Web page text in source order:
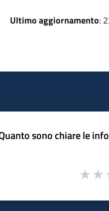
Ultimo aggiornamento:
sono chiare le